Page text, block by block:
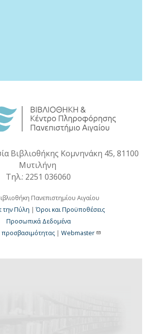
Βιβλιοθήκης Κομνηνάκη 45, 81100
Μυτιλήνη
Τηλ.: 2251 036060
Πανεπιστημίου Αιγαίου
την Πύλη |Όροι και Προϋποθέσεις
Προσωπικά Δεδομένα
| Webmaster